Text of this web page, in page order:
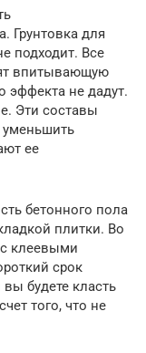
Грунтовка для
подходит. Все
впитывающую
эффекта не дадут.
Эти составы
уменьшить
ее
бетонного пола
плитки. Во
с клеевыми
срок
будете класть
того, что не